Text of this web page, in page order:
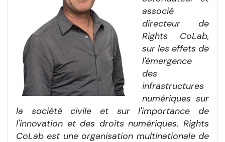
associé
directeur de
Rights CoLab,
sur les effets de
l'émergence
des
infrastructures
numériques sur
la société civile et sur l'importance de
l'innovation et des droits numériques. Rights
CoLab est une organisation multinationale de